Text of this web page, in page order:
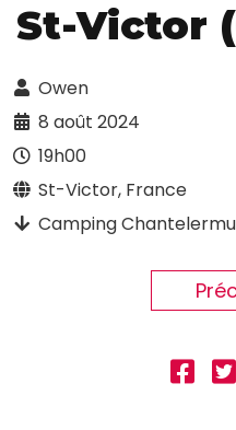
St-Victor
Owen
8 août 2024
19h00
St-Victor, France
Camping